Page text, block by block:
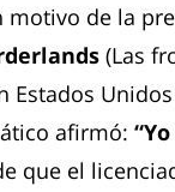
motivo de la
(Las
Estados
afirmó:
que el